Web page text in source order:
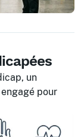
un
pour